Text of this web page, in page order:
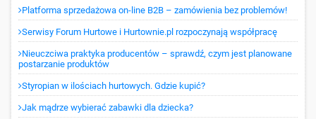
Platforma sprzedażowa on-line B2B – zamówienia bez problemów!
Serwisy Forum Hurtowe i Hurtownie.pl rozpoczynają współpracę
Nieuczciwa praktyka producentów – sprawdź, czym jest planowane
postarzanie produktów
Styropian w ilościach hurtowych. Gdzie kupić?
Jak mądrze wybierać zabawki dla dziecka?